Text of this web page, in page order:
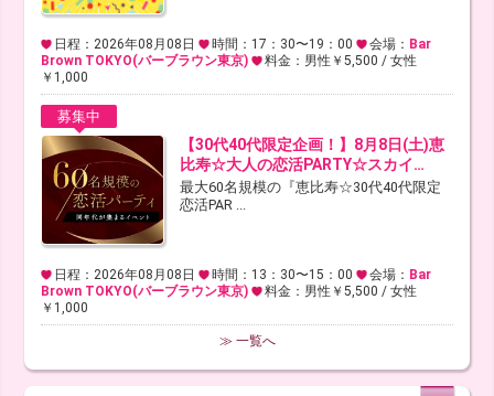
日程：2026年08月08日 時間：17：30〜19：00 会場： Bar
Brown TOKYO(バーブラウン東京)
料金：男性￥5,500 / 女性
￥1,000
募集中
【30代40代限定企画！】8月8日(土)恵
比寿☆大人の恋活PARTY☆スカイ…
最大60名規模の『恵比寿☆30代40代限定
恋活PAR ...
日程：2026年08月08日 時間：13：30〜15：00 会場： Bar
Brown TOKYO(バーブラウン東京)
料金：男性￥5,500 / 女性
￥1,000
≫ 一覧へ